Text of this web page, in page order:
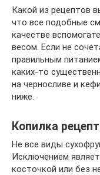
Какой из рецептов
что все подобные
качестве
весом. Если не
правильным
каких-то
на черносливе и
ниже.
Копилка
Не все виды
Исключением
косточкой или без